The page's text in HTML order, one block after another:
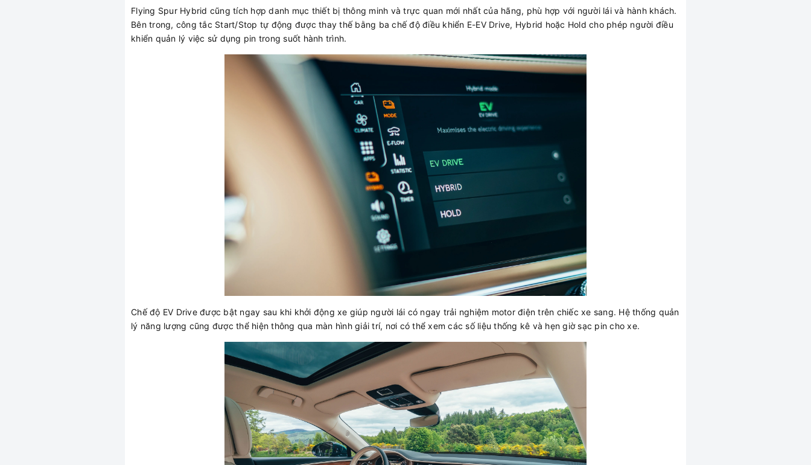
Flying Spur Hybrid cũng tích hợp danh mục thiết bị thông minh và trực quan mới nhất của hãng, phù hợp với người lái và hành khách.
Bên trong, công tắc Start/Stop tự động được thay thế bằng ba chế độ điều khiển E-EV Drive, Hybrid hoặc Hold cho phép người điều
khiển quản lý việc sử dụng pin trong suốt hành trình.
Chế độ EV Drive được bật ngay sau khi khởi động xe giúp người lái có ngay trải nghiệm motor điện trên chiếc xe sang. Hệ thống quản
lý năng lượng cũng được thể hiện thông qua màn hình giải trí, nơi có thể xem các số liệu thống kê và hẹn giờ sạc pin cho xe.